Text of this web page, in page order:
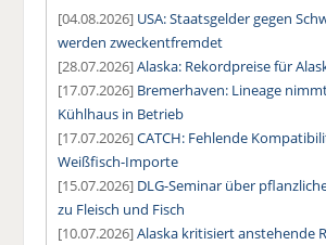
[04.08.2026] USA: Staatsgelder gegen
werden zweckentfremdet
[28.07.2026]Alaska: Rekordpreise für
[17.07.2026] Bremerhaven: Lineage
Kühlhaus in Betrieb
[17.07.2026]CATCH: Fehlende
Weißfisch-Importe
[15.07.2026] DLG-Seminar über
zu Fleisch und Fisch
[10.07.2026]Alaska kritisiert anstehende